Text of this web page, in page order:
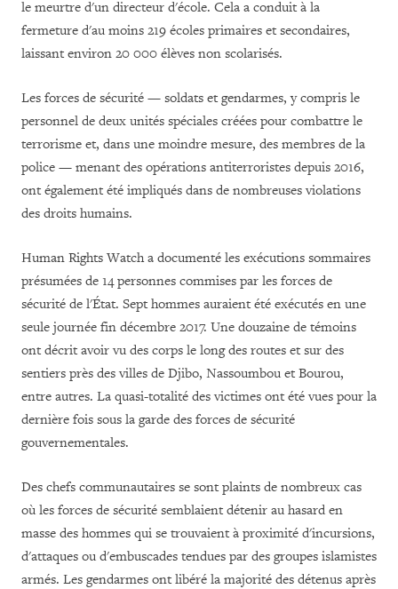
le meurtre d'un directeur d'école. Cela a conduit à la
fermeture d'au moins 219 écoles primaires et secondaires,
laissant environ 20 000 élèves non scolarisés.
Les forces de sécurité — soldats et gendarmes, y compris le
personnel de deux unités spéciales créées pour combattre le
terrorisme et, dans une moindre mesure, des membres de la
police — menant des opérations antiterroristes depuis 2016,
ont également été impliqués dans de nombreuses violations
des droits humains.
Human Rights Watch a documenté les exécutions sommaires
présumées de 14 personnes commises par les forces de
sécurité de l'État. Sept hommes auraient été exécutés en une
seule journée fin décembre 2017. Une douzaine de témoins
ont décrit avoir vu des corps le long des routes et sur des
sentiers près des villes de Djibo, Nassoumbou et Bourou,
entre autres. La quasi-totalité des victimes ont été vues pour la
dernière fois sous la garde des forces de sécurité
gouvernementales.
Des chefs communautaires se sont plaints de nombreux cas
où les forces de sécurité semblaient détenir au hasard en
masse des hommes qui se trouvaient à proximité d'incursions,
d'attaques ou d'embuscades tendues par des groupes islamistes
armés. Les gendarmes ont libéré la majorité des détenus après